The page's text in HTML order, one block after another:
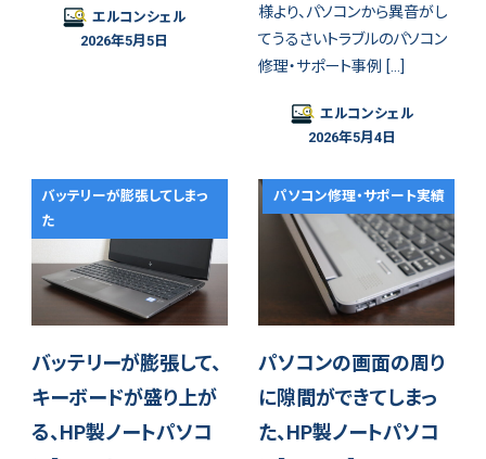
エルコンシェル
2026年5月5日
様より、パソコンから異音がし
てうるさいトラブルのパソコン
修理・サポート事例 […]
エルコンシェル
2026年5月4日
バッテリーが膨張してしまっ
た
バッテリーが膨張して、
キーボードが盛り上が
る、HP製ノートパソコ
パソコン修理・サポート実績
パソコンの画面の周り
に隙間ができてしまっ
た、HP製ノートパソコ